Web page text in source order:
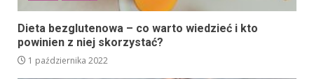
Dieta bezglutenowa – co warto wiedzieć i kto
powinien z niej skorzystać?
1 października 2022